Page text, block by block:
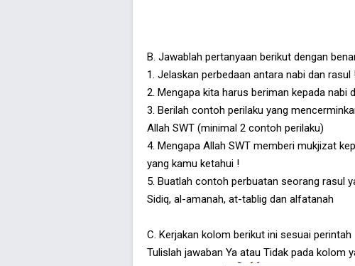
B. Jawablah pertanyaan berikut dengan
1. Jelaskan perbedaan antara nabi dan rasul
2. Mengapa kita harus beriman kepada nabi
3. Berilah contoh perilaku yang
Allah SWT (minimal 2 contoh perilaku)
4. Mengapa Allah SWT memberi mukjizat
yang kamu ketahui !
5. Buatlah contoh perbuatan seorang rasul
Sidiq, al-amanah, at-tablig dan alfatanah
C. Kerjakan kolom berikut ini sesuai perintah
Tulislah jawaban Ya atau Tidak pada kolom